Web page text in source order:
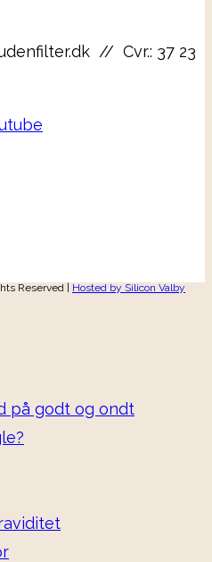
// Cvr.: 37 23
Reserved | Hosted by Silicon Valby
på godt og ondt